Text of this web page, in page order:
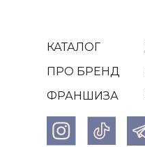
КАТАЛОГ
ПРО БРЕНД
ФРАНШИЗА